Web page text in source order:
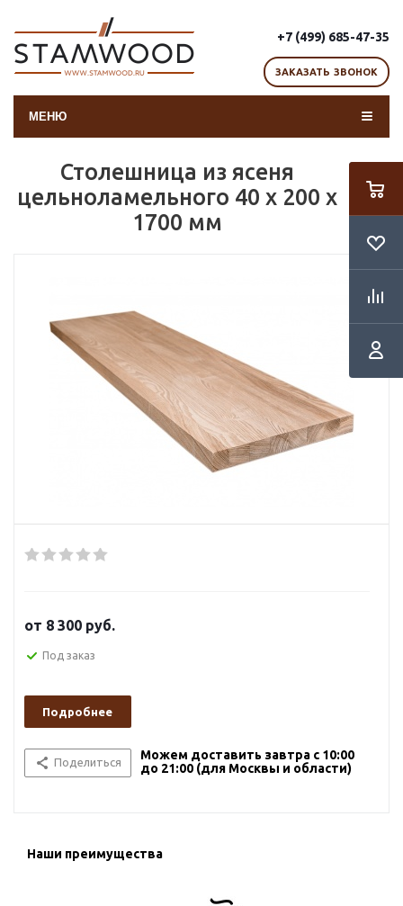
+7 (499) 685-47-35
ЗАКАЗАТЬ ЗВОНОК
МЕНЮ
Столешница из ясеня
цельноламельного 40 х 200 х
1700 мм
от 8 300 руб.
Под заказ
Подробнее
Поделиться
Можем доставить завтра с 10:00
до 21:00 (для Москвы и области)
Наши преимущества